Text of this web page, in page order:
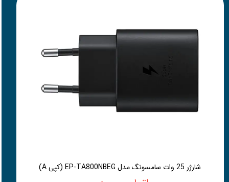
شارژر 25 وات سامسونگ مدل EP-TA800NBEG (کپی A)